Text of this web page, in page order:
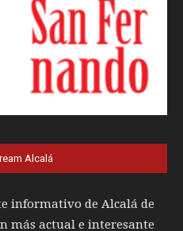
Alcalá
informativo de Alcalá de
más actual e interesante